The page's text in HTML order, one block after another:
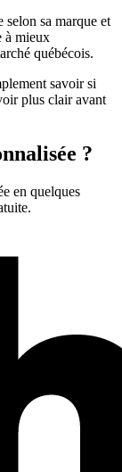
sa marque et
à mieux
québécois.
savoir si
plus clair avant
?
en quelques